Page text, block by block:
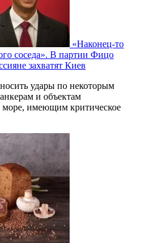
«Наконец-то
соседа». В партии Фицо
захватят Киев
удары по некоторым
и объектам
имеющим критическое